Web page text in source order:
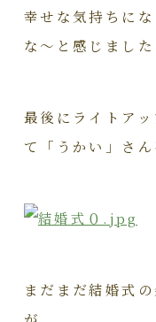
幸せな気持ちに
な～と感じました
最後にライトア
て「うかい」さ
まだまだ結婚式